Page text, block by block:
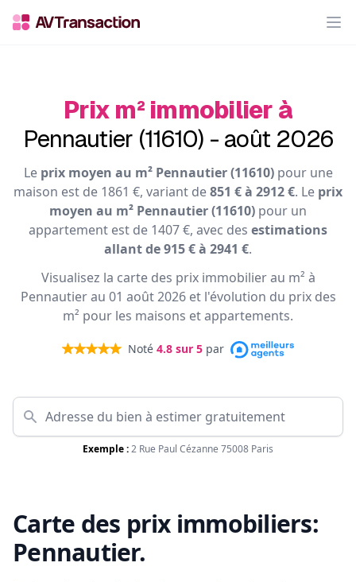
Prix m² immobilier à
Pennautier (11610) - août 2026
Le prix moyen au m² Pennautier (11610)pour une
maison est de 1861 €, variant de851 € à 2912 €. Le prix
moyen au m² Pennautier (11610) pour un
appartement est de 1407 €, avec des estimations
allant de 915 € à 2941 €.
Visualisez la carte des prix immobilier au m² à
Pennautier au 01 août 2026 et l'évolution du prix des
m² pour les maisons et appartements.
Noté 4.8 sur 5 par
Exemple :2 Rue Paul Cézanne 75008 Paris
Carte des prix immobiliers:
Pennautier.